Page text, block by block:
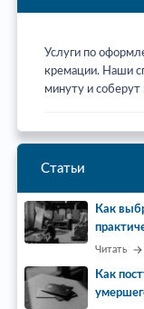
Услуги по
кремации. Наши
минуту и
Статьи
Как
Читать
Как